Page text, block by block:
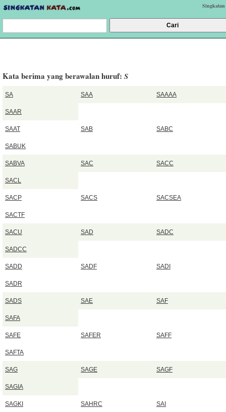
Kata berima yang berawalan huruf: S
SA SAA SAAAA
SAAR
SAAT SAB SABC
SABUK
SABVA SAC SACC
SACL
SACP SACS SACSEA
SACTF
SACU SAD SADC
SADCC
SADD SADF SADI
SADR
SADS SAE SAF
SAFA
SAFE SAFER SAFF
SAFTA
SAG SAGE SAGF
SAGIA
SAGKI SAHRC SAI